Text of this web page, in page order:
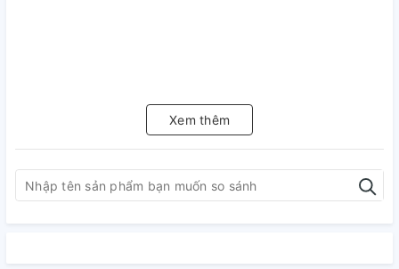
Xem thêm